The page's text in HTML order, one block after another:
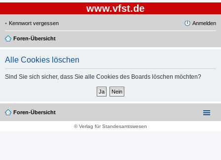
www.vfst.de
Kennwort vergessen Anmelden
Foren-Übersicht
Alle Cookies löschen
Sind Sie sich sicher, dass Sie alle Cookies des Boards löschen möchten?
Foren-Übersicht
© Verlag für Standesamtswesen